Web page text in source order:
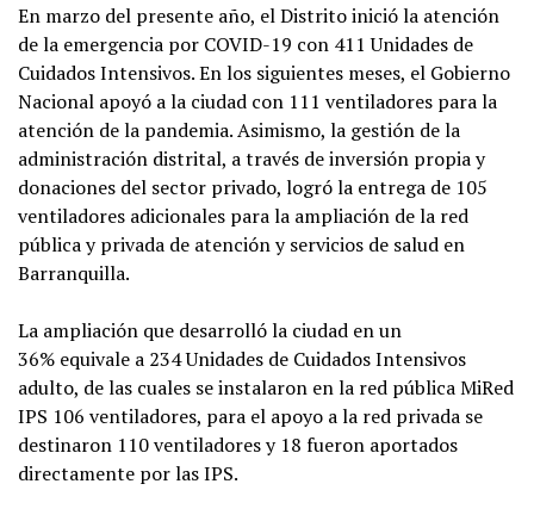
En marzo del presente año, el Distrito inició la atención
de la emergencia por COVID-19 con 411 Unidades de
Cuidados Intensivos. En los siguientes meses, el Gobierno
Nacional apoyó a la ciudad con 111 ventiladores para la
atención de la pandemia. Asimismo, la gestión de la
administración distrital, a través de inversión propia y
donaciones del sector privado, logró la entrega de 105
ventiladores adicionales para la ampliación de la red
pública y privada de atención y servicios de salud en
Barranquilla.
La ampliación que desarrolló la ciudad en un
36% equivale a 234 Unidades de Cuidados Intensivos
adulto, de las cuales se instalaron en la red pública MiRed
IPS 106 ventiladores, para el apoyo a la red privada se
destinaron 110 ventiladores y 18 fueron aportados
directamente por las IPS.